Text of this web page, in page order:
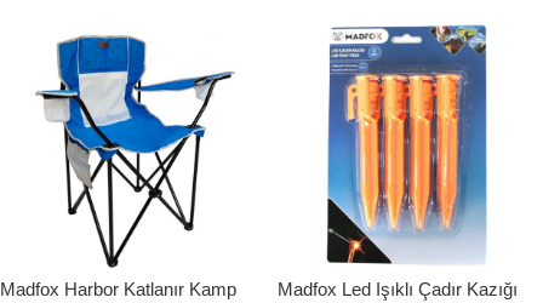
Madfox Harbor Katlanır Kamp
Madfox Led Işıklı Çadır Kazığı